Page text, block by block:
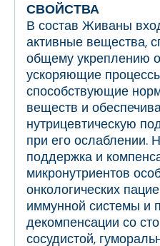
СВОЙСТВА
В состав Живаны
активные вещества,
общему укреплению
ускоряющие
способствующие
веществ и
нутрицевтическую
при его ослаблении.
поддержка и
микронутриентов
онкологических
иммунной системы и
декомпенсации со
сосудистой,